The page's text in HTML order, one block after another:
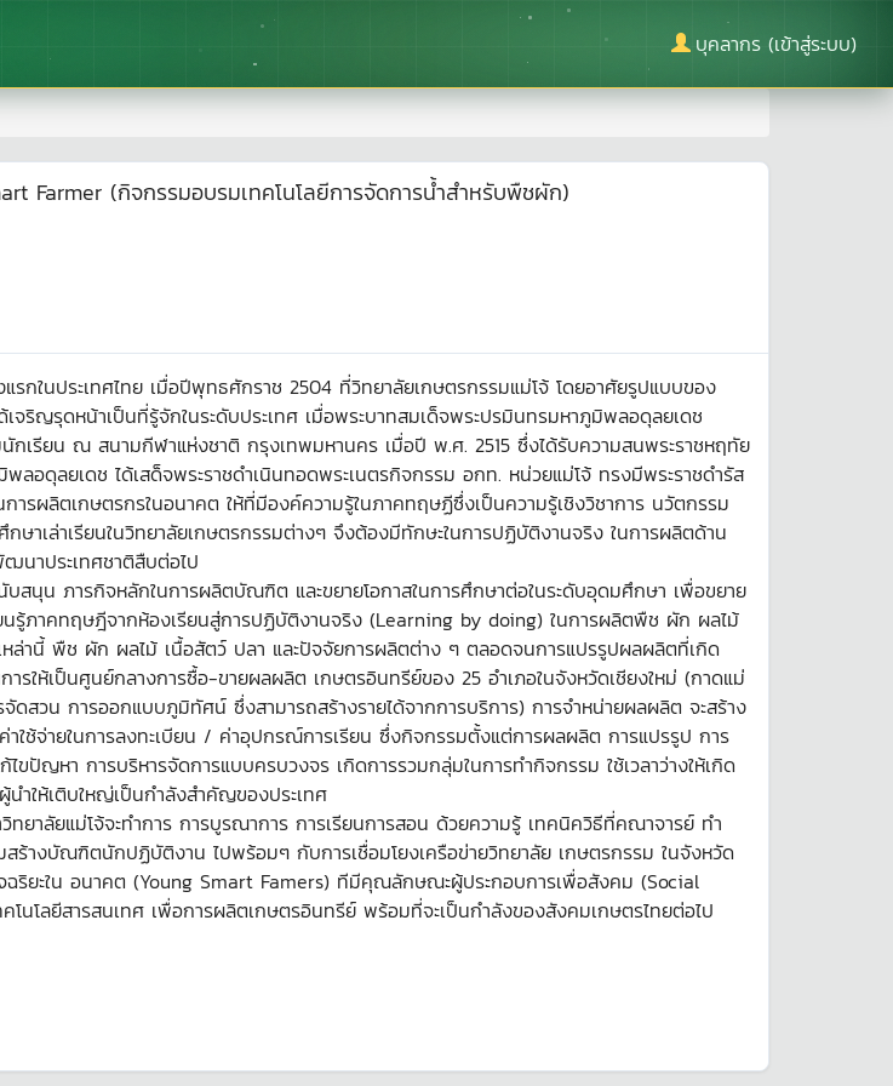
บุคลากร (เข้าสู่ระบบ)
Farmer (กิจกรรมอบรมเทคโนโลยีการจัดการน้ำสำหรับพืชผัก)
กในประเทศไทย เมื่อปีพุทธศักราช 2504 ที่วิทยาลัยเกษตรกรรมแม่โจ้ โดยอาศัยรูปแบบของ
จริญรุดหน้าเป็นที่รู้จักในระดับประเทศ เมื่อพระบาทสมเด็จพระปรมินทรมหาภูมิพลอดุลยเดช
เรียน ณ สนามกีฬาแห่งชาติ กรุงเทพมหานคร เมื่อปี พ.ศ. 2515 ซึ่งได้รับความสนพระราชหฤทัย
อดุลยเดช ได้เสด็จพระราชดำเนินทอดพระเนตรกิจกรรม อกท. หน่วยแม่โจ้ ทรงมีพระราชดำรัส
รผลิตเกษตรกรในอนาคต ให้ที่มีองค์ความรู้ในภาคทฤษฏีซึ่งเป็นความรู้เชิงวิชาการ นวัตกรรม
าเล่าเรียนในวิทยาลัยเกษตรกรรมต่างๆ จึงต้องมีทักษะในการปฏิบัติงานจริง ในการผลิตด้าน
นาประเทศชาติสืบต่อไป
สนุน ภารกิจหลักในการผลิตบัณฑิต และขยายโอกาสในการศึกษาต่อในระดับอุดมศึกษา เพื่อขยาย
รู้ภาคทฤษฎีจากห้องเรียนสู่การปฏิบัติงานจริง (Learning by doing) ในการผลิตพืช ผัก ผลไม้
ล่านี้ พืช ผัก ผลไม้ เนื้อสัตว์ ปลา และปัจจัยการผลิตต่าง ๆ ตลอดจนการแปรรูปผลผลิตที่เกิด
รให้เป็นศูนย์กลางการซื้อ-ขายผลผลิต เกษตรอินทรีย์ของ 25 อำเภอในจังหวัดเชียงใหม่ (กาดแม่
สวน การออกแบบภูมิทัศน์ ซึ่งสามารถสร้างรายได้จากการบริการ) การจำหน่ายผลผลิต จะสร้าง
ค่าใช้จ่ายในการลงทะเบียน / ค่าอุปกรณ์การเรียน ซึ่งกิจกรรมตั้งแต่การผลผลิต การแปรรูป การ
ปัญหา การบริหารจัดการแบบครบวงจร เกิดการรวมกลุ่มในการทำกิจกรรม ใช้เวลาว่างให้เกิด
นำให้เติบใหญ่เป็นกำลังสำคัญของประเทศ
าลัยแม่โจ้จะทำการ การบูรณาการ การเรียนการสอน ด้วยความรู้ เทคนิควิธีที่คณาจารย์ ทำ
สร้างบัณฑิตนักปฏิบัติงาน ไปพร้อมๆ กับการเชื่อมโยงเครือข่ายวิทยาลัย เกษตรกรรม ในจังหวัด
ฉริยะใน อนาคต (Young Smart Famers) ทีมีคุณลักษณะผู้ประกอบการเพื่อสังคม (Social
นโลยีสารสนเทศ เพื่อการผลิตเกษตรอินทรีย์ พร้อมที่จะเป็นกำลังของสังคมเกษตรไทยต่อไป